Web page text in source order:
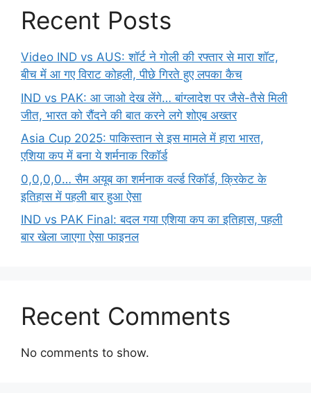
Recent Posts
Video IND vs AUS: शॉर्ट ने गोली की रफ्तार से मारा शॉट,
बीच में आ गए विराट कोहली, पीछे गिरते हुए लपका कैच
IND vs PAK: आ जाओ देख लेंगे… बांग्लादेश पर जैसे-तैसे मिली
जीत, भारत को रौंदने की बात करने लगे शोएब अख्तर
Asia Cup 2025: पाकिस्तान से इस मामले में हारा भारत,
एशिया कप में बना ये शर्मनाक रिकॉर्ड
0,0,0,0… सैम अयूब का शर्मनाक वर्ल्ड रिकॉर्ड, क्रिकेट के
इतिहास में पहली बार हुआ ऐसा
IND vs PAK Final: बदल गया एशिया कप का इतिहास, पहली
बार खेला जाएगा ऐसा फाइनल
Recent Comments
No comments to show.